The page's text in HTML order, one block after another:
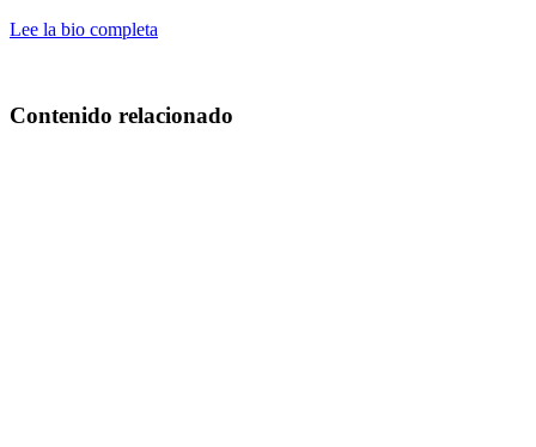
Lee la bio completa
Contenido relacionado